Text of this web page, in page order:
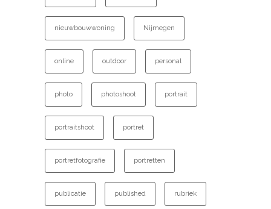
nieuwbouwwoning Nijmegen
online outdoor personal
photo photoshoot portrait
portraitshoot portret
portretfotografie portretten
publicatie published rubriek